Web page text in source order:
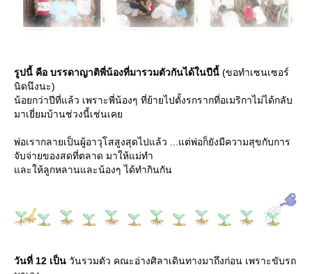
รูปนี้ คือ บรรดาญาติพี่น้องที่มารวมตัวกันได้ในปีนี้ (ขอทำเซนเซอร์
นิดนึงนะ)
น้อยกว่าปีที่แล้ว เพราะพี่น้องๆ ที่ย้ายไปตั้งรกรากที่อเมริกาไม่ได้กลับ
มาเยี่ยมบ้านช่วงนี้เช่นเค
พ่อเรากลายเป็นผู้อาวุโสสูงสุดไปแล้ว ...แต่พ่อก็ยังมีความสุขกับการ
จับจ่ายของสดที่ตลาด มาให้แม่ทำ
ละให้ลูกหลานและน้องๆ ได้ทำกินกัน
วันที่ 12 เป็น วันรวมตัว คณะอ่างศิลาเดินทางมาถึงก่อน เพราะขับรถ